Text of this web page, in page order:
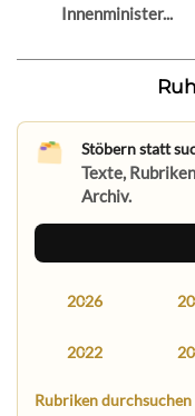
Innenminister...
Stöbern statt
Texte,
Archiv.
2026
2022
Rubriken durchsuchen